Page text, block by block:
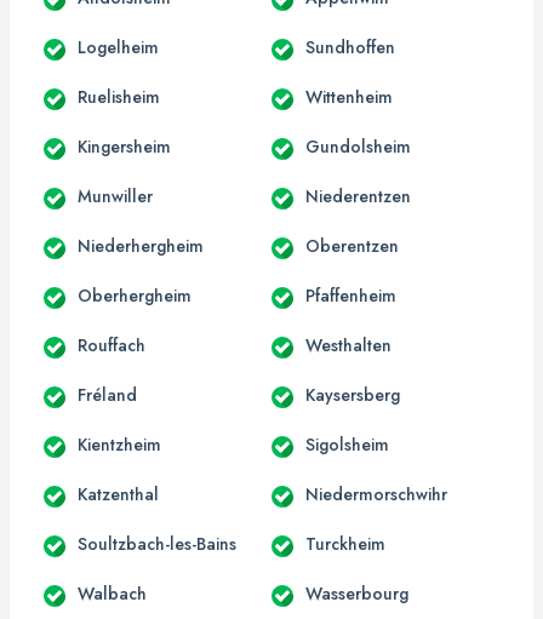
Logelheim Sundhoffen
Ruelisheim Wittenheim
Kingersheim Gundolsheim
Munwiller Niederentzen
Niederhergheim Oberentzen
Oberhergheim Pfaffenheim
Rouffach Westhalten
Fréland Kaysersberg
Kientzheim Sigolsheim
Katzenthal Niedermorschwihr
Soultzbach-les-Bains Turckheim
Walbach Wasserbourg